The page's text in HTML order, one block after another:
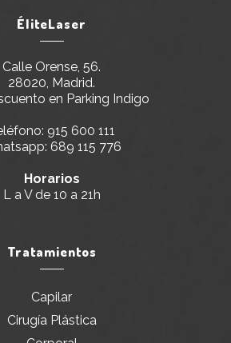
ÉliteLaser
Calle Orense, 56.
28020, Madrid.
en Parking Indigo
915 600 111
689 115 776
Horarios
L a V de 10 a 21h
Tratamientos
Capilar
Cirugía Plástica